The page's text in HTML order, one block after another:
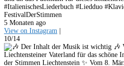
#ItalienischesLiederbuch #Liedduo
FestivalDerStimmen
5 Monaten ago
View on Instagram |
10/14